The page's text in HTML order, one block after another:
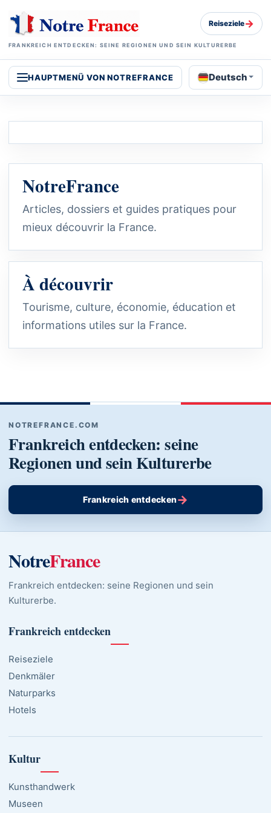
FRANKREICH ENTDECKEN: SEINE REGIONEN UND SEIN KULTURERBE
Reiseziele→
HAUPTMENÜ VON NOTREFRANCE Deutsch
NotreFrance
Articles, dossiers et guides pratiques pour
mieux découvrir la France.
À découvrir
Tourisme, culture, économie, éducation et
informations utiles sur la France.
NOTREFRANCE.COM
Frankreich entdecken: seine
Regionen und sein Kulturerbe
Frankreich entdecken→
NotreFrance
Frankreich entdecken: seine Regionen und sein
Kulturerbe.
Frankreich entdecken
Reiseziele
Denkmäler
Naturparks
Hotels
Kultur
Kunsthandwerk
Museen